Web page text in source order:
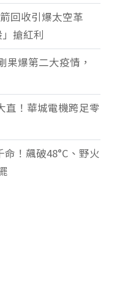
回收引爆太空革
搶紅利
果爆第二大疫情，
直！華城電機跨足零
命！飆破48°C、野火